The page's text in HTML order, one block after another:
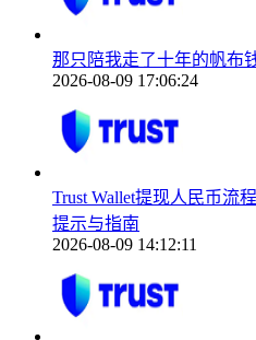
那只陪我走了十年的帆布
2026-08-09 17:06:24
Trust Wallet提现人民币流
提示与指南
2026-08-09 14:12:11